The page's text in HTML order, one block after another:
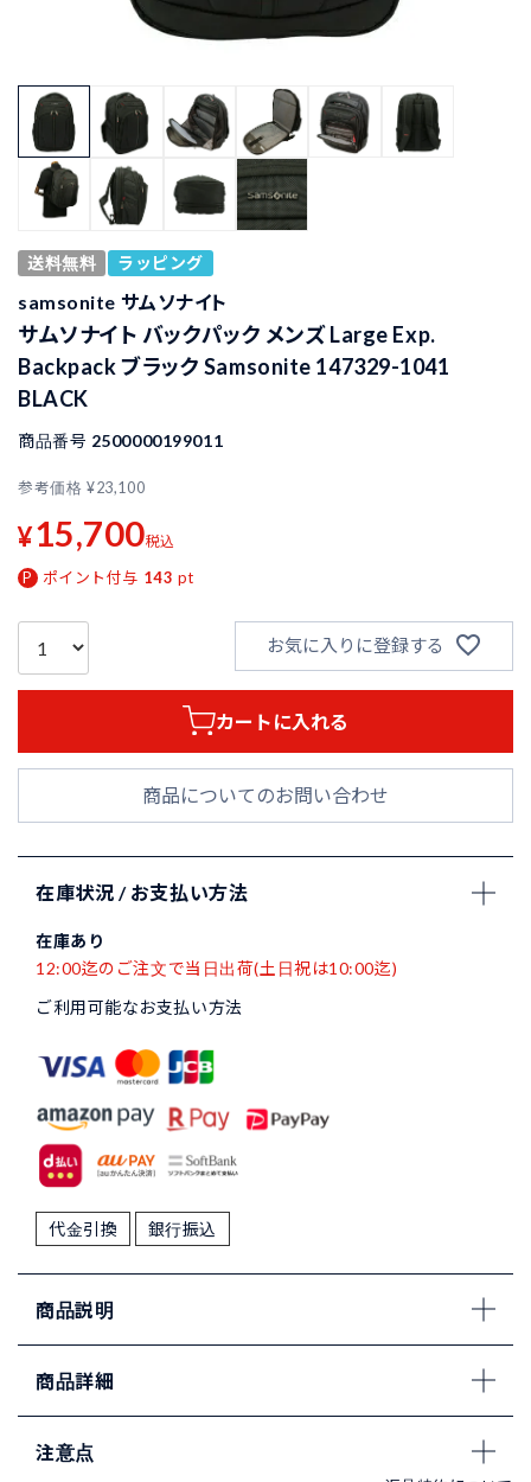
送料無料 ラッピング
samsonite サムソナイト
サムソナイト バックパック メンズ Large Exp.
Backpack ブラック Samsonite 147329-1041
BLACK
商品番号 2500000199011
参考価格 ¥23,100
¥15,700税込
ポイント付与 143 pt
お気に入りに登録する
カートに入れる
商品についてのお問い合わせ
在庫状況 / お支払い方法
在庫あり
12:00迄のご注文で当日出荷(土日祝は10:00迄)
ご利用可能なお支払い方法
代金引換 銀行振込
商品説明
商品詳細
注意点